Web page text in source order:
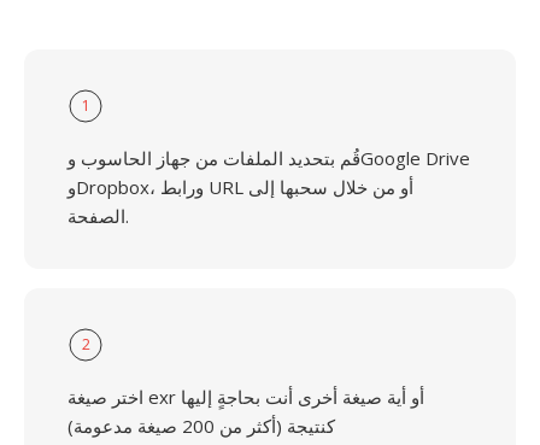
1
قُم بتحديد الملفات من جهاز الحاسوب وGoogle Drive
وDropbox، ورابط URL أو من خلال سحبها إلى
الصفحة.
2
اختر صيغة exr أو أية صيغة أخرى أنت بحاجةٍ إليها
كنتيجة (أكثر من 200 صيغة مدعومة)